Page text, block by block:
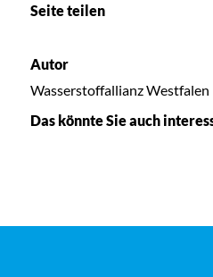
Seite teilen
Autor
Wasserstoffallianz Westfalen
Das könnte Sie auch